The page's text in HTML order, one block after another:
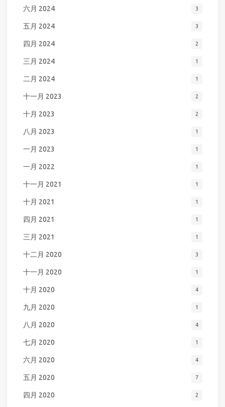
六月 2024 3
五月 2024 3
四月 2024 2
三月 2024 1
二月 2024 1
十一月 2023 2
十月 2023 2
八月 2023 1
一月 2023 1
一月 2022 1
十一月 2021 1
十月 2021 1
四月 2021 1
三月 2021 1
十二月 2020 3
十一月 2020 1
十月 2020 4
九月 2020 1
八月 2020 4
七月 2020 1
六月 2020 4
五月 2020 7
四月 2020 2